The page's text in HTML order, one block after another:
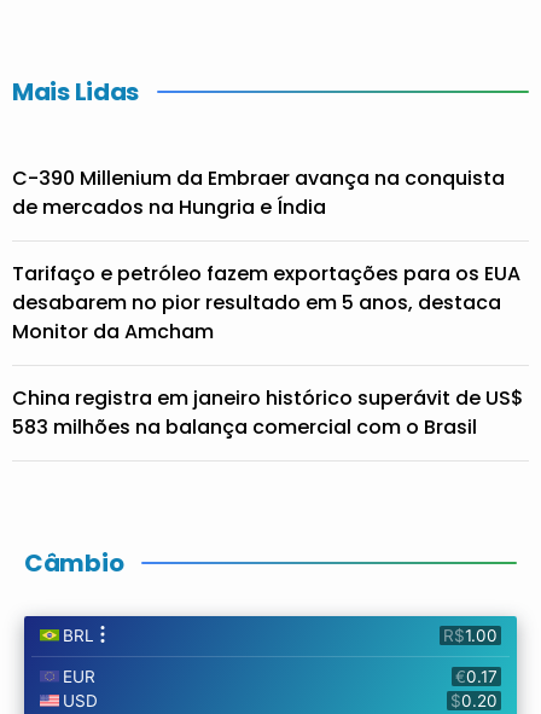
Mais Lidas
C-390 Millenium da Embraer avança na conquista
de mercados na Hungria e Índia
Tarifaço e petróleo fazem exportações para os EUA
desabarem no pior resultado em 5 anos, destaca
Monitor da Amcham
China registra em janeiro histórico superávit de US$
583 milhões na balança comercial com o Brasil
Câmbio